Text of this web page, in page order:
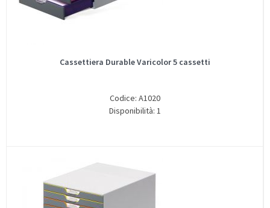
Cassettiera Durable Varicolor 5 cassetti
Codice: A1020
Disponibilità: 1